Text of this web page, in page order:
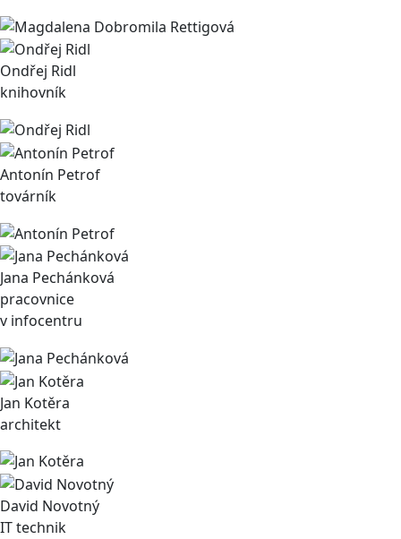
Ondřej Ridl
knihovník
Antonín Petrof
továrník
Jana Pechánková
pracovnice
v infocentru
Jan Kotěra
architekt
David Novotný
IT technik